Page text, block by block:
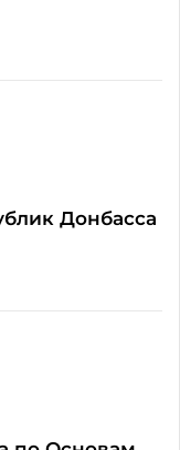
Донбасса